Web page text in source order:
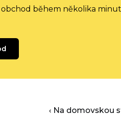
během několika
‹ Na domovskou